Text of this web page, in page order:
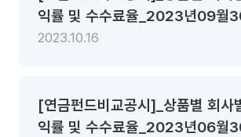
익률 및 수수료율_2023년09월
기준
2023.10.16
[연금펀드비교공시]_상품별 회사
익률 및 수수료율_2023년06월